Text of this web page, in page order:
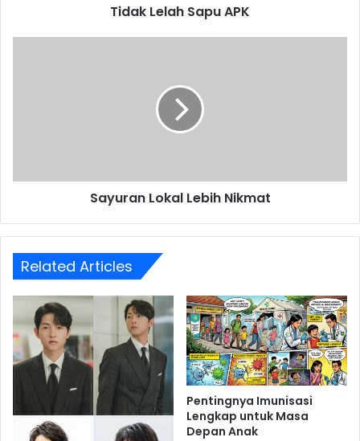
Tidak Lelah Sapu APK
Sayuran Lokal Lebih Nikmat
Related Articles
Pentingnya Imunisasi
Lengkap untuk Masa
Depan Anak